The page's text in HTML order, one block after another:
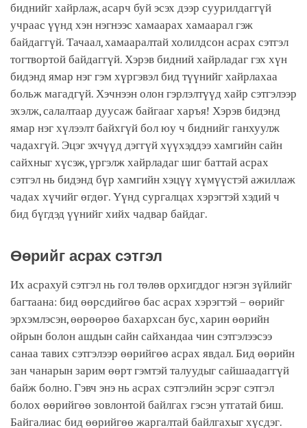
биднийг хайрлаж, асарч буй эсэх дээр суурилдаггүй
учраас үүнд хэн нэгнээс хамаарах хамаарал гэж
байдаггүй. Тачаал, хамааралтай холилдсон асрах сэтгэл
тогтвортой байдаггүй. Хэрэв бидний хайрладаг гэх хүн
бидэнд ямар нэг гэм хүргэвэл бид түүнийг хайрлахаа
больж магадгүй. Хэчнээн олон гэрлэлтүүд хайр сэтгэлээр
эхэлж, салалтаар дуусаж байгааг харъя! Хэрэв бидэнд
ямар нэг хүлээлт байхгүй бол юу ч биднийг ганхуулж
чадахгүй. Эцэг эхчүүд дэггүй хүүхэддээ хамгийн сайн
сайхныг хүсэж, үргэлж хайрладаг шиг баттай асрах
сэтгэл нь бидэнд бүр хамгийн хэцүү хүмүүстэй ажиллаж
чадах хүчийг өгдөг. Үүнд сургалцах хэрэгтэй хэдий ч
бид бүгдэд үүнийг хийх чадвар байдаг.
Өөрийг асрах сэтгэл
Их асрахуй сэтгэл нь гол төлөв орхигддог нэгэн зүйлийг
багтаана: бид өөрсдийгөө бас асрах хэрэгтэй – өөрийг
эрхэмлэсэн, өөрөөрөө бахархсан бус, харин өөрийн
ойрын болон ашдын сайн сайхандаа чин сэтгэлээсээ
санаа тавих сэтгэлээр өөрийгөө асрах явдал. Бид өөрийн
зан чанарын зарим өөрт гэмтэй талуудыг сайшаадаггүй
байж болно. Гэвч энэ нь асрах сэтгэлийн эсрэг сэтгэл
болох өөрийгөө зовлонтой байлгах гэсэн утгатай биш.
Байгалиас бид өөрийгөө жаргалтай байлгахыг хүсдэг.